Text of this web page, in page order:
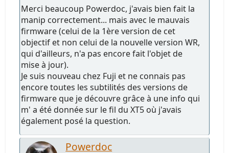
Merci beaucoup Powerdoc, j'avais bien fait la
manip correctement... mais avec le mauvais
firmware (celui de la 1ère version de cet
objectif et non celui de la nouvelle version WR,
qui d'ailleurs, n'a pas encore fait l'objet de
mise à jour).
Je suis nouveau chez Fuji et ne connais pas
encore toutes les subtilités des versions de
firmware que je découvre grâce à une info qui
m' a été donnée sur le fil du XT5 où j'avais
également posé la question.
Powerdoc